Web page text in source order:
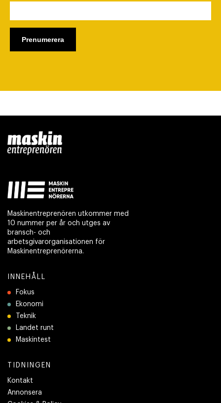
Maskinentreprenören utkommer med
10 nummer per år och utges av
bransch- och
arbetsgivarorganisationen för
Maskinentreprenörerna.
INNEHÅLL
Fokus
Ekonomi
Teknik
Landet runt
Maskintest
TIDNINGEN
Kontakt
Annonsera